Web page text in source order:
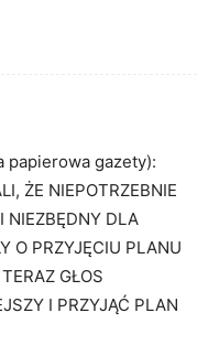
papierowa gazety):
ŻE NIEPOTRZEBNIE
NIEZBĘDNY DLA
O PRZYJĘCIU PLANU
GŁOS
I PRZYJĄĆ PLAN